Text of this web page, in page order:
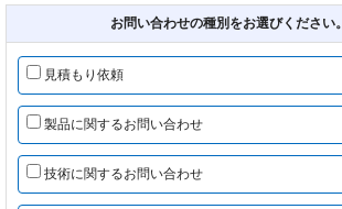
お問い合わせの種別をお選びください。
見積もり依頼
製品に関するお問い合わせ
技術に関するお問い合わせ